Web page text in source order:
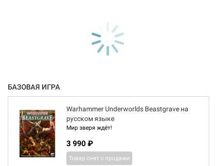
БАЗОВАЯ ИГРА
Warhammer Underworlds Beastgrave на
русском языке
Мир зверя ждёт!
3 990 ₽
Товар снят с продажи